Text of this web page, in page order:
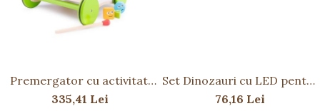
Premergator cu activitati
NEW
335,41 Lei
Set Dinozauri cu LED pentru
baie
76,16 Lei